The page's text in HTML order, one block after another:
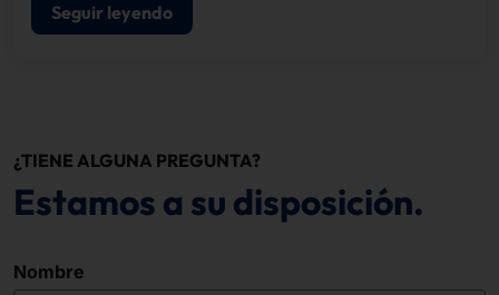
Seguir leyendo
¿TIENE ALGUNA PREGUNTA?
Estamos a su disposición.
Nombre